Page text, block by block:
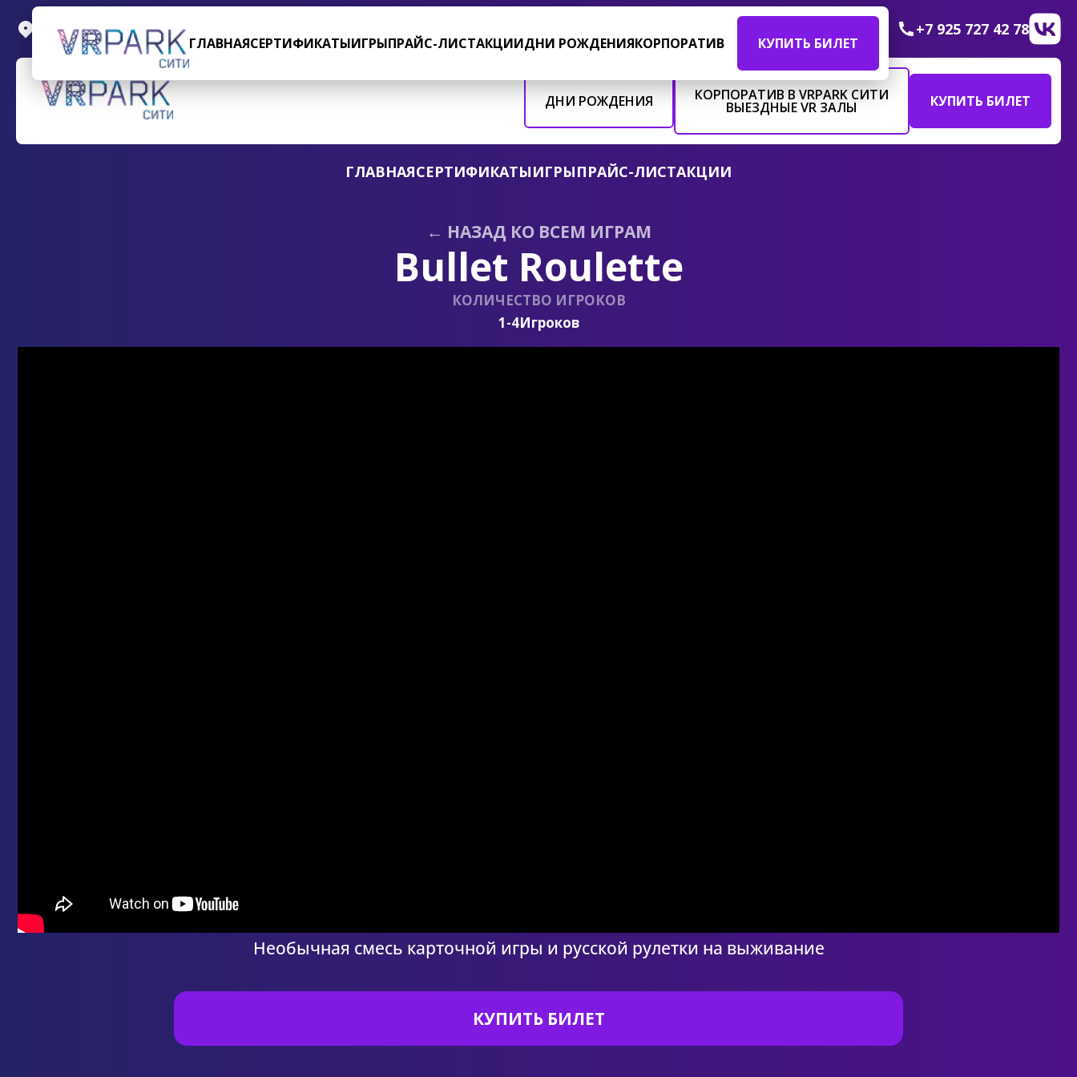
ГЛАВНАЯСЕРТИФИКАТЫИГРЫПРАЙС-ЛИСТАКЦИИДНИ РОЖДЕНИЯКОРПОРАТИВ КУПИТЬ БИЛЕТ
Пресненская набережная, д.2, ТРЦ АфиМоллСити, 6 этаж +7 925 727 42 78
ДНИ РОЖДЕНИЯ КОРПОРАТИВ В VRPARK СИТИ
ВЫЕЗДНЫЕ VR ЗАЛЫ КУПИТЬ БИЛЕТ
ГЛАВНАЯСЕРТИФИКАТЫИГРЫПРАЙС-ЛИСТАКЦИИ
← НАЗАД КО ВСЕМ ИГРАМ
Bullet Roulette
КОЛИЧЕСТВО ИГРОКОВ
1-4Игроков
Необычная смесь карточной игры и русской рулетки на выживание
КУПИТЬ БИЛЕТ